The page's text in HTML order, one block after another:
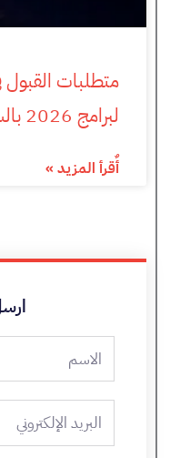
متطلبات القبول
لبرامج 2026 بالسعودية
أٌقرأ المزيد »
الإلكتروني